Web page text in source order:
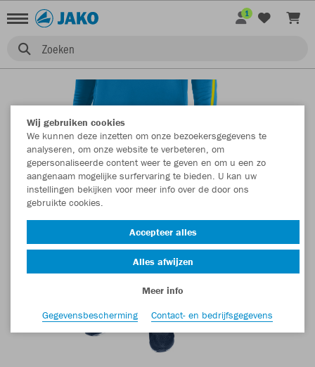
Zoeken
1
Wij gebruiken cookies
We kunnen deze inzetten om onze bezoekersgegevens te
analyseren, om onze website te verbeteren, om
gepersonaliseerde content weer te geven en om u een zo
aangenaam mogelijke surfervaring te bieden. U kan uw
instellingen bekijken voor meer info over de door ons
gebruikte cookies.
Accepteer alles
Alles afwijzen
Meer info
Gegevensbescherming
Contact- en bedrijfsgegevens